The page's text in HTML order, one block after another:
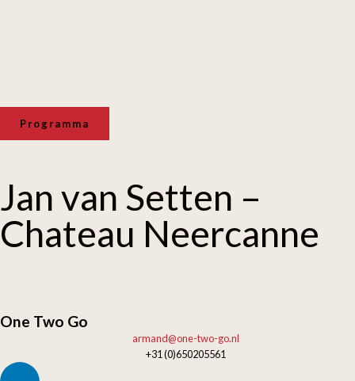
Programma
Jan van Setten –
Chateau Neercanne
One Two Go
armand@one-two-go.nl
+31 (0)650205561